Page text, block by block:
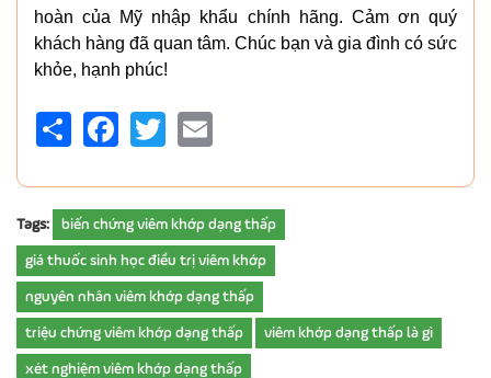
hoàn của Mỹ nhập khẩu chính hãng. Cảm ơn quý
khách hàng đã quan tâm. Chúc bạn và gia đình có sức
khỏe, hạnh phúc!
Share FacebookTwitter
Tags: biến chứng viêm khớp dạng thấp
giá thuốc sinh học điều trị viêm khớp
nguyên nhân viêm khớp dạng thấp
triệu chứng viêm khớp dạng thấp viêm khớp dạng thấp là gì
xét nghiệm viêm khớp dạng thấp